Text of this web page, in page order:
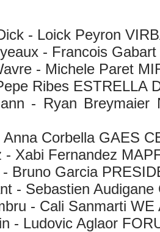
- Loick Peyron
- Francois
- Michele Paret
Ribes ESTRELLA
- Ryan Breymaier
Corbella GAES
- Xabi Fernandez
Bruno Garcia
- Sebastien
- Cali Sanmarti WE
- Ludovic Aglaor